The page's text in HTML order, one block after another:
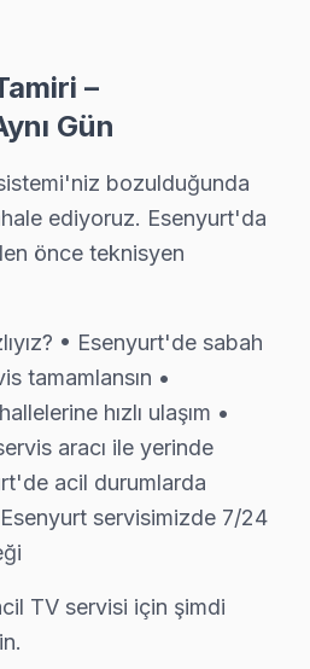
tamir ve bakımında
Rehberi
En Sık Karşılaşılan
yaygın yazılım güncelleme
doğrultusunda Tefal
Onarım Süreci
ekibi arıza semptomlarını
ESR ölçer ile elektronik
edilir: panel mi, anakart mı, güç
onay olmadan işlem
test edilir; garanti
–
Gün
bozulduğunda
ediyoruz. Esenyurt'da
önce teknisyen
• Esenyurt'de sabah
tamamlansın •
hızlı ulaşım •
aracı ile yerinde
acil durumlarda
servisimizde 7/24
TV servisi için şimdi